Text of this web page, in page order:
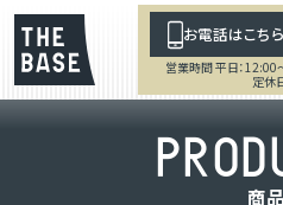
お電話はこちら
営業時間 平日：
定休
PROD
商品